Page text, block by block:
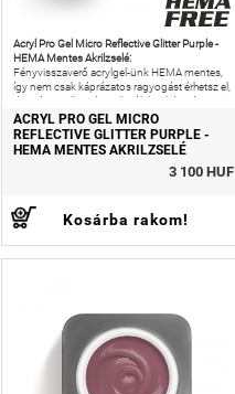
Acryl Pro Gel Micro Reflective Glitter Purple -
HEMA Mentes Akrilzselé:
Fényvisszaverő acrylgel-ünk HEMA mentes,
így nem csak káprázatos ragyogást érhetsz el,
de még az allergiás reakciók kockázatát is
csökkentheted!
ACRYL PRO GEL MICRO
REFLECTIVE GLITTER PURPLE -
HEMA MENTES AKRILZSELÉ
3 100 HUF
Kosárba rakom!